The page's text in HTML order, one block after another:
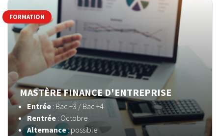
MASTÈRE FINANCE D'ENTREPRISE
Entrée : Bac +3 / Bac +4
Rentrée: Octobre
Alternance: possible
FORMATION